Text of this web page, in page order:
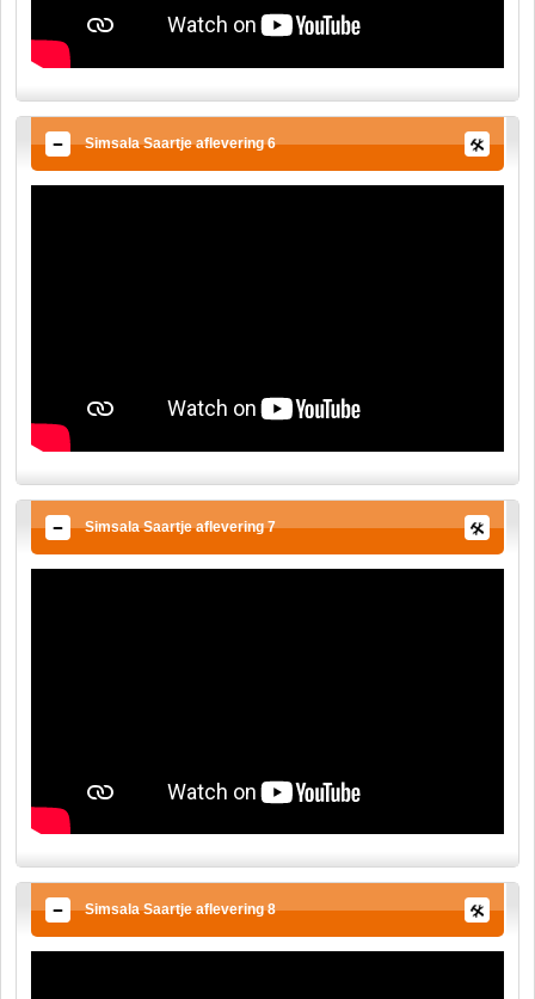
Simsala Saartje aflevering 6
Simsala Saartje aflevering 7
Simsala Saartje aflevering 8